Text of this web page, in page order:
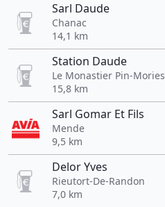
Sarl Daude
Chanac
14,1 km
Station Daude
Le Monastier Pin-Mories
15,8 km
Sarl Gomar Et Fils
Mende
9,5 km
Delor Yves
Rieutort-De-Randon
7,0 km